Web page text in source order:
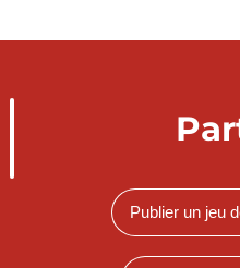
Publier un jeu